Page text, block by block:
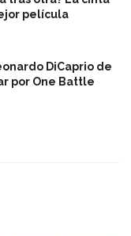
película
DiCaprio de
por One Battle